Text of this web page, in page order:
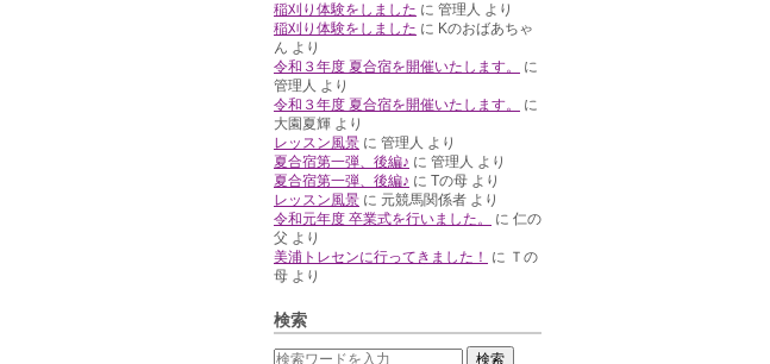
稲刈り体験をしました に 管理人 より
稲刈り体験をしました に Kのおばあちゃ
ん より
令和３年度 夏合宿を開催いたします。
に
管理人 より
令和３年度 夏合宿を開催いたします。
に
大園夏輝 より
レッスン風景 に 管理人 より
夏合宿第一弾、後編♪ に 管理人 より
夏合宿第一弾、後編♪ に Tの母 より
レッスン風景 に 元競馬関係者 より
令和元年度 卒業式を行いました。
に 仁の
父 より
美浦トレセンに行ってきました！
に Ｔの
母 より
検索
検索